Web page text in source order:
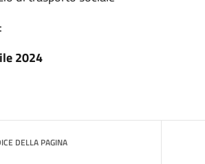
2024
DELLA PAGINA